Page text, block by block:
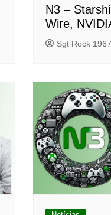
N3 –
Wire,
Sgt Rock 1967